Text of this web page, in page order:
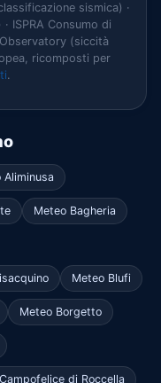
sismica) ·
ISPRA Consumo di
(siccità
ricomposti per
.
Aliminusa
Meteo Bagheria
Meteo Blufi
Meteo Borgetto
di Roccella